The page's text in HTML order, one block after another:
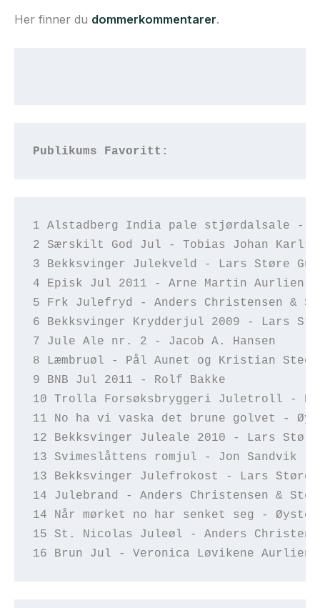
Her finner du dommerkommentarer.
Publikums Favoritt:
1 Alstadberg India pale stjørdalsale -
2 Særskilt God Jul - Tobias Johan
3 Bekksvinger Julekveld - Lars Støre
4 Episk Jul 2011 - Arne Martin Aurlien
5 Frk Julefryd - Anders Christensen &
6 Bekksvinger Krydderjul 2009 - Lars
7 Jule Ale nr. 2 - Jacob A. Hansen
8 Læmbruøl - Pål Aunet og Kristian Steen
9 BNB Jul 2011 - Rolf Bakke
10 Trolla Forsøksbryggeri Juletroll -
11 No ha vi vaska det brune golvet -
12 Bekksvinger Juleale 2010 - Lars
13 Svimeslåttens romjul - Jon Sandvik
13 Bekksvinger Julefrokost - Lars Støre
14 Julebrand - Anders Christensen &
14 Når mørket no har senket seg -
15 St. Nicolas Juleøl - Anders
16 Brun Jul - Veronica Løvikene Aurlien